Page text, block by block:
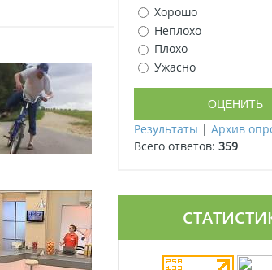
Хорошо
Неплохо
Плохо
Ужасно
Результаты | Архив
Всего ответов: 359